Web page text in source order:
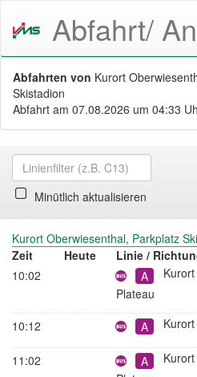
Abfahrt/
Abfahrten von Kurort
Skistadion
Abfahrt am 07.08.2026 um 04:33
Minütlich aktualisieren
Kurort Oberwiesenthal, Parkplatz
Zeit
Heute
Linie /
10:02
Stadtbus
A
Plateau
10:12
Stadtbus
A
11:02 Stadtbus
A